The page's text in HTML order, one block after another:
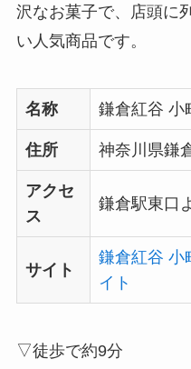
沢なお菓子で、店頭に
い人気商品です。
名称 鎌倉紅谷 小
住所 神奈川県鎌
アクセ
ス
鎌倉駅東口
サイト
鎌倉紅谷 小
イト
▽徒歩で約9分